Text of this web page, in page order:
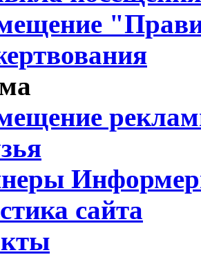
сайта